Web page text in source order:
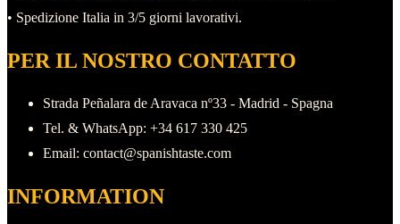
• Spedizione Italia in 3/5 giorni lavorativi.
PER IL NOSTRO CONTATTO
Strada Peñalara de Aravaca nº33 - Madrid - Spagna
Tel. & WhatsApp: +34 617 330 425
Email: contact@spanishtaste.com
INFORMATION